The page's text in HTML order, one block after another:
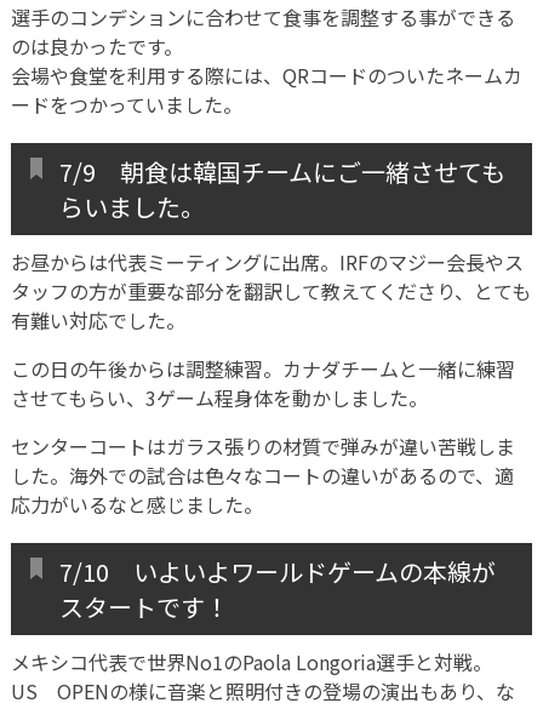
選手のコンデションに合わせて食事を調整する事ができる
のは良かったです。
会場や食堂を利用する際には、QRコードのついたネームカ
ードをつかっていました。
7/9 朝食は韓国チームにご一緒させても
らいました。
お昼からは代表ミーティングに出席。IRFのマジー会長やス
タッフの方が重要な部分を翻訳して教えてくださり、とても
有難い対応でした。
この日の午後からは調整練習。カナダチームと一緒に練習
させてもらい、3ゲーム程身体を動かしました。
センターコートはガラス張りの材質で弾みが違い苦戦しま
した。海外での試合は色々なコートの違いがあるので、適
応力がいるなと感じました。
7/10 いよいよワールドゲームの本線が
スタートです！
メキシコ代表で世界No1のPaola Longoria選手と対戦。
US OPENの様に音楽と照明付きの登場の演出もあり、な